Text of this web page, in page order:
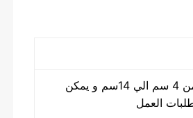
طول الكيس من 5 سم الي 20 سم وعرض من 4 سم الي 14سم و يمكن
العمل